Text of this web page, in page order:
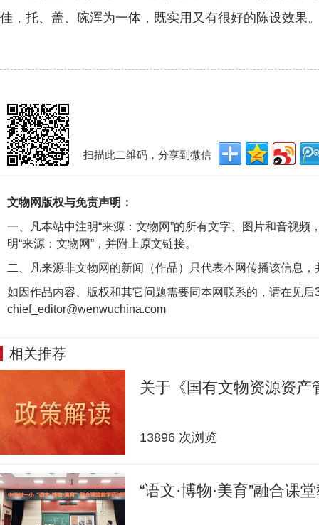
佳，托、盖、碗浑为一体，既实用又有很好的陈设效果
扫描此二维码，分享到微信
文物网版权与免责声明：
一、凡本站中注明“来源：文物网”的所有文字、图片和音视
明“来源：文物网”，并附上原文链接。
二、凡来源非文物网的新闻（作品）只代表本网传播该信息
如因作品内容、版权和其它问题需要同本网联系的，请在见后
chief_editor@wenwuchina.com
相关推荐
关于《国有文物资源资
13896 次浏览
“语文·博物·美育”融合课